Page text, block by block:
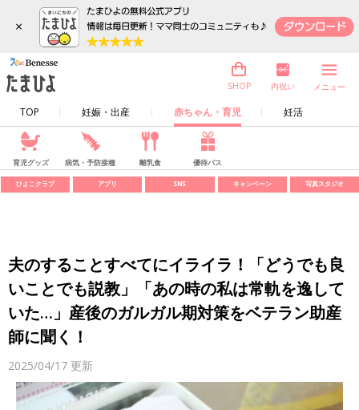
×
TOP 妊娠・出産 赤ちゃん・育児 妊活
SHOP 内祝い メニュー
育児グッズ 病気・予防接種 離乳食 優待パス
ひよこクラブ アプリ SNS キャンペーン 写真スタジオ
夫のすることすべてにイライラ！「どうでも良
いことでも説教」「あの時の私は常軌を逸して
いた…」産後のガルガル期対策をベテラン助産
師に聞く！
2025/04/17 更新